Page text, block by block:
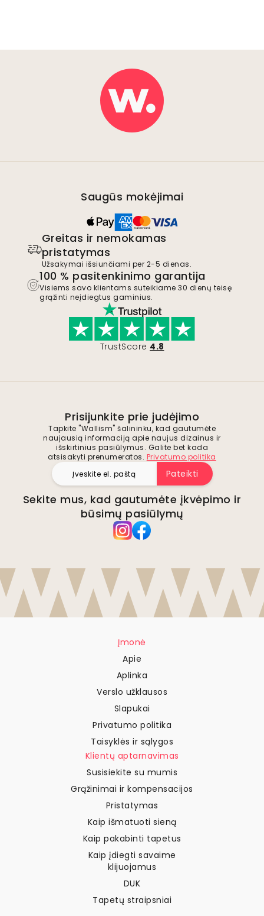
Saugūs mokėjimai
Greitas ir nemokamas
pristatymas
Užsakymai išsiunčiami per 2-5 dienas.
100 % pasitenkinimo garantija
Visiems savo klientams suteikiame 30 dienų teisę
grąžinti neįdiegtus gaminius.
TrustScore 4.8
Prisijunkite prie judėjimo
Tapkite "Wallism" šalininku, kad gautumėte
naujausią informaciją apie naujus dizainus ir
išskirtinius pasiūlymus. Galite bet kada
atsisakyti prenumeratos. Privatumo politika
Pateikti
Sekite mus, kad gautumėte įkvėpimo ir
būsimų pasiūlymų
Įmonė
Apie
Aplinka
Verslo užklausos
Slapukai
Privatumo politika
Taisyklės ir sąlygos
Klientų aptarnavimas
Susisiekite su mumis
Grąžinimai ir kompensacijos
Pristatymas
Kaip išmatuoti sieną
Kaip pakabinti tapetus
Kaip įdiegti savaime
klijuojamus
DUK
Tapetų straipsniai